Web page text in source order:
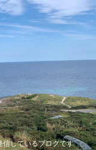
しているブログです